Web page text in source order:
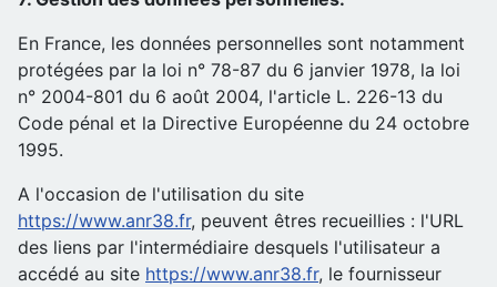
En France, les données personnelles sont notamment
protégées par la loi n° 78-87 du 6 janvier 1978, la loi
n° 2004-801 du 6 août 2004, l'article L. 226-13 du
Code pénal et la Directive Européenne du 24 octobre
1995.
A l'occasion de l'utilisation du site
https://www.anr38.fr, peuvent êtres recueillies : l'URL
des liens par l'intermédiaire desquels l'utilisateur a
accédé au site https://www.anr38.fr, le fournisseur